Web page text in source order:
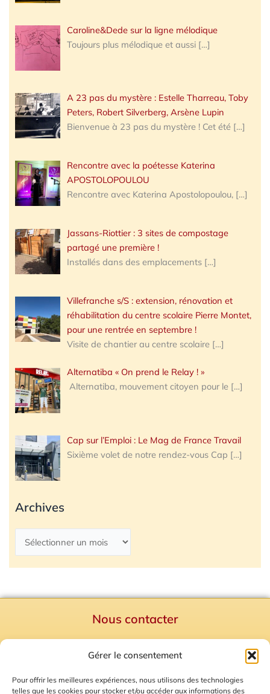
Gérer le consentement
Pour offrir les meilleures expériences, nous utilisons des technologies
telles que les cookies pour stocker et/ou accéder aux informations des
Caroline&Dede sur la ligne mélodique
Toujours plus mélodique et aussi […]
A 23 pas du mystère : Estelle Tharreau, Toby
Peters, Robert Silverberg, Arsène Lupin
Bienvenue à 23 pas du mystère ! Cet été […]
Rencontre avec la poétesse Katerina
APOSTOLOPOULOU
Rencontre avec Katerina Apostolopoulou, […]
Jassans-Riottier : 3 sites de compostage
partagé une première !
Installés dans des emplacements […]
Villefranche s/S : extension, rénovation et
réhabilitation du centre scolaire Pierre Montet,
pour une rentrée en septembre !
Visite de chantier au centre scolaire […]
Alternatiba « On prend le Relay ! »
Alternatiba, mouvement citoyen pour le […]
Cap sur l’Emploi : Le Mag de France Travail
Sixième volet de notre rendez-vous Cap […]
Archives
Nous contacter
Mentions Légales
Plan du site